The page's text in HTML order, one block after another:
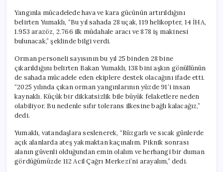
Yangınla mücadelede hava ve kara gücünün artırıldığını
belirten Yumaklı, “Bu yıl sahada 28 uçak, 119 helikopter, 14 İHA,
1.953 arazöz, 2.766 ilk müdahale aracı ve 878 iş makinesi
bulunacak,” şeklinde bilgi verdi.
Orman personeli sayısının bu yıl 25 binden 28 bine
çıkarıldığını belirten Bakan Yumaklı, 138 bini aşkın gönüllünün
de sahada mücadele eden ekiplere destek olacağını ifade etti.
“2025 yılında çıkan orman yangınlarının yüzde 91’i insan
kaynaklı. Küçük bir dikkatsizlik bile büyük felaketlere neden
olabiliyor. Bu nedenle sıfır tolerans ilkesine bağlı kalacağız,”
dedi.
Yumaklı, vatandaşlara seslenerek, “Rüzgarlı ve sıcak günlerde
açık alanlarda ateş yakmaktan kaçınalım. Piknik sonrası
alanın güvenli olduğundan emin olalım ve herhangi bir duman
gördüğümüzde 112 Acil Çağrı Merkezi’ni arayalım,” dedi.